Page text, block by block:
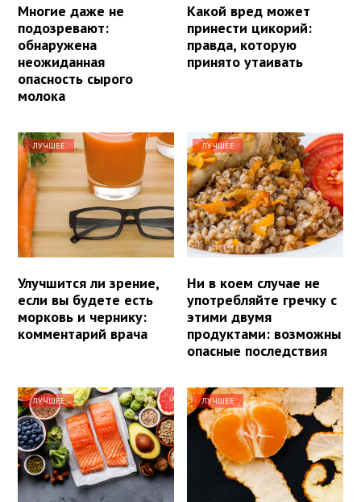
Многие даже не
подозревают:
обнаружена
неожиданная
опасность сырого
молока
Какой вред может
принести цикорий:
правда, которую
принято утаивать
ЛУЧШЕЕ
Улучшится ли зрение,
если вы будете есть
морковь и чернику:
комментарий врача
ЛУЧШЕЕ
Ни в коем случае не
употребляйте гречку с
этими двумя
продуктами: возможны
опасные последствия
ЛУЧШЕЕ ЛУЧШЕЕ